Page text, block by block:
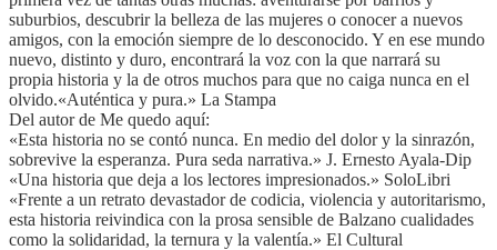
suburbios, descubrir la belleza de las mujeres o conocer a nuevos
amigos, con la emoción siempre de lo desconocido. Y en ese mundo
nuevo, distinto y duro, encontrará la voz con la que narrará su
propia historia y la de otros muchos para que no caiga nunca en el
olvido.«Auténtica y pura.» La Stampa
Del autor de Me quedo aquí:
«Esta historia no se contó nunca. En medio del dolor y la sinrazón,
sobrevive la esperanza. Pura seda narrativa.» J. Ernesto Ayala-Dip
«Una historia que deja a los lectores impresionados.» SoloLibri
«Frente a un retrato devastador de codicia, violencia y autoritarismo,
esta historia reivindica con la prosa sensible de Balzano cualidades
como la solidaridad, la ternura y la valentía.» El Cultural